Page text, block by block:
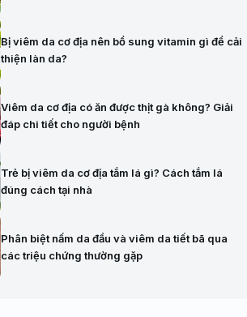
Bị viêm da cơ địa nên bổ sung vitamin gì để cải
thiện làn da?
Viêm da cơ địa có ăn được thịt gà không? Giải
đáp chi tiết cho người bệnh
Trẻ bị viêm da cơ địa tắm lá gì? Cách tắm lá
đúng cách tại nhà
Phân biệt nấm da đầu và viêm da tiết bã qua
các triệu chứng thường gặp